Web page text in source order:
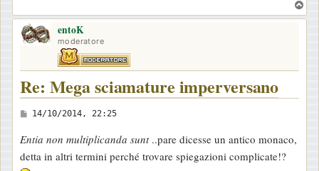
o
entoK
moderatore
Re: Mega sciamature imperversano
M
s
s
14/10/2014, 22:25
Entia non multiplicanda sunt..pare dicesse un antico monaco,
detta in altri termini perché trovare spiegazioni complicate!?